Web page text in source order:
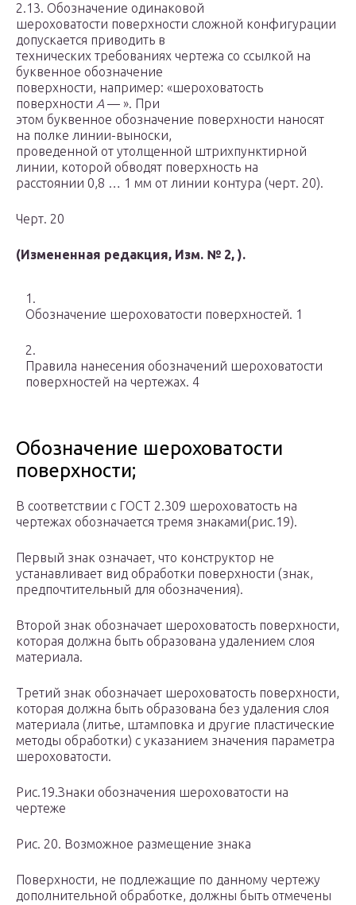
2.13. Обозначение одинаковой
шероховатости поверхности сложной конфигурации
допускается приводить в
технических требованиях чертежа со ссылкой на
буквенное обозначение
поверхности, например: «шероховатость
поверхности А — ». При
этом буквенное обозначение поверхности наносят
на полке линии-выноски,
проведенной от утолщенной штрихпунктирной
линии, которой обводят поверхность на
расстоянии 0,8 … 1 мм от линии контура (черт. 20).
Черт. 20
(Измененная редакция, Изм. № 2, ).
1.
Обозначение шероховатости поверхностей. 1
2.
Правила нанесения обозначений шероховатости
поверхностей на чертежах. 4
Обозначение шероховатости
поверхности;
В соответствии с ГОСТ 2.309 шероховатость на
чертежах обозначается тремя знаками(рис.19).
Первый знак означает, что конструктор не
устанавливает вид обработки поверхности (знак,
предпочтительный для обозначения).
Второй знак обозначает шероховатость поверхности,
которая должна быть образована удалением слоя
материала.
Третий знак обозначает шероховатость поверхности,
которая должна быть образована без удаления слоя
материала (литье, штамповка и другие пластические
методы обработки) с указанием значения параметра
шероховатости.
Рис.19.Знаки обозначения шероховатости на
чертеже
Рис. 20. Возможное размещение знака
Поверхности, не подлежащие по данному чертежу
дополнительной обработке, должны быть отмечены